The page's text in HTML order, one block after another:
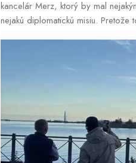
kancelár Merz, ktorý by mal
nejakú diplomatickú misiu.